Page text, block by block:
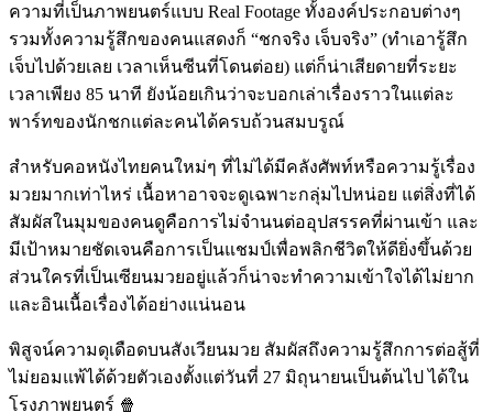
ความที่เป็นภาพยนตร์แบบ Real Footage ทั้งองค์ประกอบต่างๆ
รวมทั้งความรู้สึกของคนแสดงก็ “ชกจริง เจ็บจริง” (ทำเอารู้สึก
เจ็บไปด้วยเลย เวลาเห็นซีนที่โดนต่อย) แต่ก็น่าเสียดายที่ระยะ
เวลาเพียง 85 นาที ยังน้อยเกินว่าจะบอกเล่าเรื่องราวในแต่ละ
พาร์ทของนักชกแต่ละคนได้ครบถ้วนสมบรูณ์
สำหรับคอหนังไทยคนใหม่ๆ ที่ไม่ได้มีคลังศัพท์หรือความรู้เรื่อง
มวยมากเท่าไหร่ เนื้อหาอาจจะดูเฉพาะกลุ่มไปหน่อย แต่สิ่งที่ได้
สัมผัสในมุมของคนดูคือการไม่จำนนต่ออุปสรรคที่ผ่านเข้า และ
มีเป้าหมายชัดเจนคือการเป็นแชมป์เพื่อพลิกชีวิตให้ดียิ่งขึ้นด้วย
ส่วนใครที่เป็นเซียนมวยอยู่แล้วก็น่าจะทำความเข้าใจได้ไม่ยาก
และอินเนื้อเรื่องได้อย่างแน่นอน
พิสูจน์ความดุเดือดบนสังเวียนมวย สัมผัสถึงความรู้สึกการต่อสู้ที่
ไม่ยอมแพ้ได้ด้วยตัวเองตั้งแต่วันที่ 27 มิถุนายนเป็นต้นไป ได้ใน
โรงภาพยนตร์ 🍿